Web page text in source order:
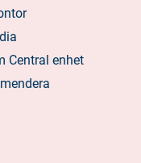
Central enhet